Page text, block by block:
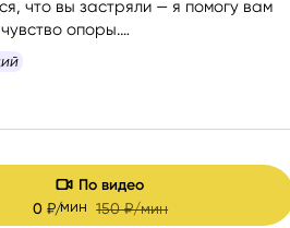
что вы застряли — я помогу вам
опоры.
быть осуждённой. Я мягко и бережно
перспективу и найти
По видео
0 ₽/мин150 ₽/мин